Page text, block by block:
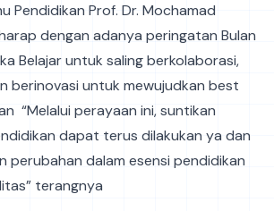
Pendidikan Prof. Dr. Mochamad
dengan adanya peringatan Bulan
Belajar untuk saling berkolaborasi,
berinovasi untuk mewujudkan best
“Melalui perayaan ini, suntikan
dapat terus dilakukan ya dan
perubahan dalam esensi pendidikan
terangnya